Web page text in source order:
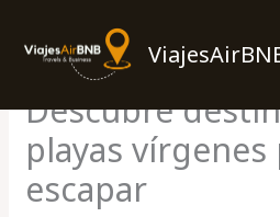
content
Descubre
playas vírgenes
escapar